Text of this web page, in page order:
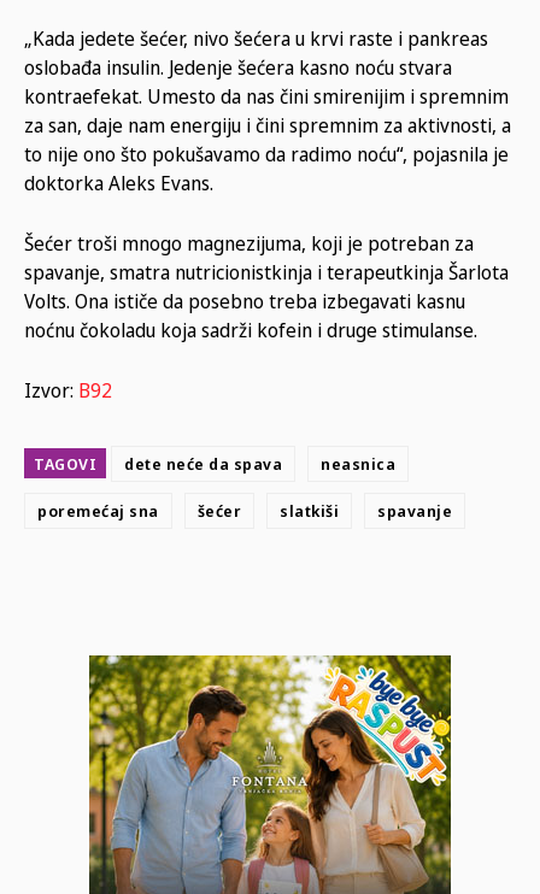
„Kada jedete šećer, nivo šećera u krvi raste i pankreas
oslobađa insulin. Jedenje šećera kasno noću stvara
kontraefekat. Umesto da nas čini smirenijim i spremnim
za san, daje nam energiju i čini spremnim za aktivnosti, a
to nije ono što pokušavamo da radimo noću“, pojasnila je
doktorka Aleks Evans.
Šećer troši mnogo magnezijuma, koji je potreban za
spavanje, smatra nutricionistkinja i terapeutkinja Šarlota
Volts. Ona ističe da posebno treba izbegavati kasnu
noćnu čokoladu koja sadrži kofein i druge stimulanse.
Izvor: B92
TAGOVI dete neće da spava neasnica
poremećaj sna šećer slatkiši spavanje